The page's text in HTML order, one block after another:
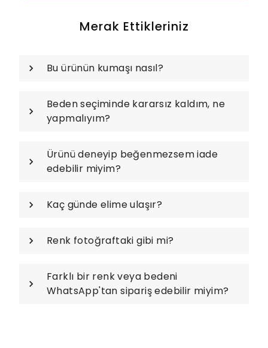
Merak Ettikleriniz
Bu ürünün kumaşı nasıl?
Beden seçiminde kararsız kaldım, ne
yapmalıyım?
Ürünü deneyip beğenmezsem iade
edebilir miyim?
Kaç günde elime ulaşır?
Renk fotoğraftaki gibi mi?
Farklı bir renk veya bedeni
WhatsApp'tan sipariş edebilir miyim?